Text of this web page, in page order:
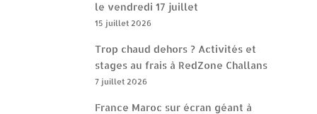
le vendredi 17 juillet
15 juillet 2026
Trop chaud dehors ? Activités et
stages au frais à RedZone Challans
7 juillet 2026
France Maroc sur écran géant à